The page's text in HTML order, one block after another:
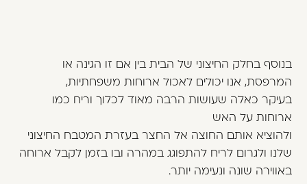
בנוסף בחלק החיצוני של הבית בין אם זו הגינה או
המרפסת, אנו יכולים לאכול ארוחות משפחתיות,
בעיקר כאלה שעושות הרבה מאוד לכלוך וריח כמו
ארוחות על האש
ולהוציא אותם החוצה אל החצר בעזרת המטבח החיצוני
שלנו ולגרום לריח להתפוגג במהרה ובו בזמן לקבל ארוחה
באווירה שונה ונעימה יותר.